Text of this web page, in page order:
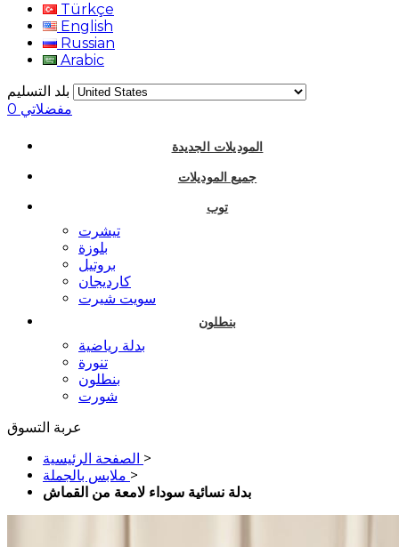
Türkçe
English
Russian
Arabic
بلد التسليم
مفضلاتي 0
الموديلات الجديدة
جميع الموديلات
توب
تيشرت
بلوزة
بروتيل
كارديجان
سويت شيرت
بنطلون
بدلة رياضية
تنورة
بنطلون
شورت
عربة التسوق
الصفحة الرئيسية >
ملابس بالجملة >
بدلة نسائية سوداء لامعة من القماش